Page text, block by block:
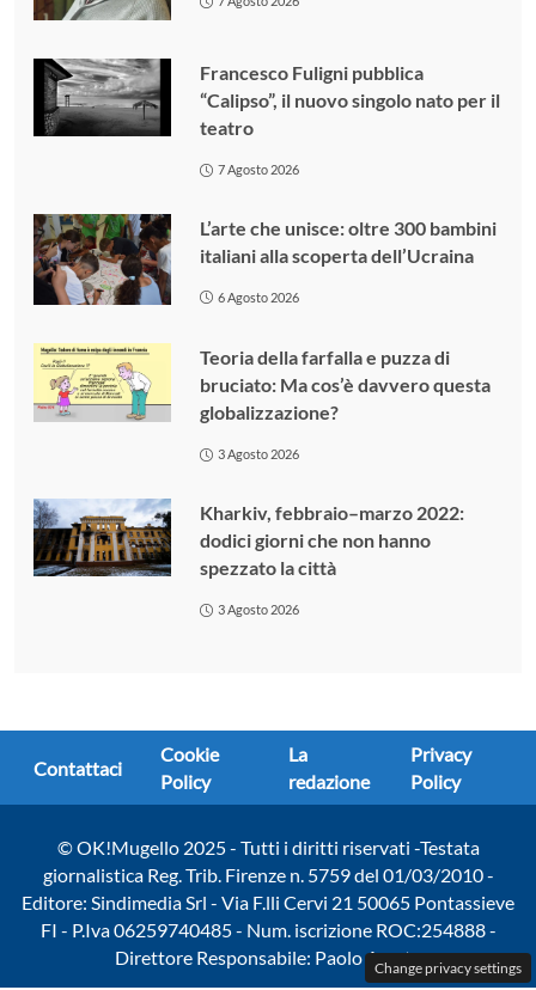
Francesco Fuligni pubblica
“Calipso”, il nuovo singolo nato per il
teatro
7 Agosto 2026
L’arte che unisce: oltre 300 bambini
italiani alla scoperta dell’Ucraina
6 Agosto 2026
Teoria della farfalla e puzza di
bruciato: Ma cos’è davvero questa
globalizzazione?
3 Agosto 2026
Kharkiv, febbraio–marzo 2022:
dodici giorni che non hanno
spezzato la città
3 Agosto 2026
Contattaci
Cookie
Policy
La
redazione
Privacy
Policy
© OK!Mugello 2025 - Tutti i diritti riservati -Testata
giornalistica Reg. Trib. Firenze n. 5759 del 01/03/2010 -
Editore: Sindimedia Srl - Via F.lli Cervi 21 50065 Pontassieve
FI - P.Iva 06259740485 - Num. iscrizione ROC:254888 -
Direttore Responsabile: Paolo AmatoChange privacy settings